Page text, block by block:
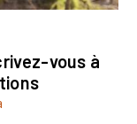
vous à